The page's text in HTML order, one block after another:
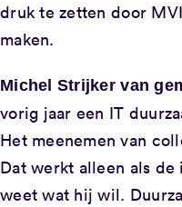
druk te zetten door
maken.
Michel Strijker van
vorig jaar een IT
Het meenemen van
Dat werkt alleen als
weet wat hij wil.